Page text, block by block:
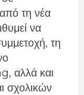
τη νέα
να
τη
αλλά και
σχολικών